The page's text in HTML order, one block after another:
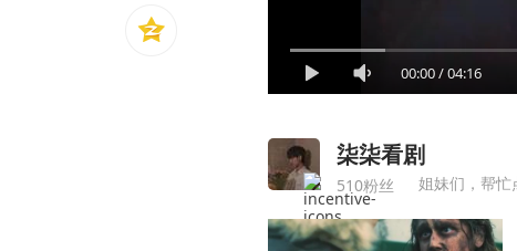
00:00/04:16
柒柒看剧
510粉丝 姐妹们，帮忙